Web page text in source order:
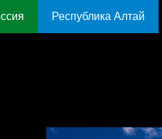
Республика Алтай